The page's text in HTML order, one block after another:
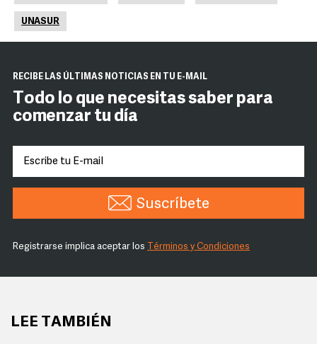
UNASUR
RECIBE LAS ÚLTIMAS NOTICIAS EN TU E-MAIL
Todo lo que necesitas saber para
comenzar tu día
Suscríbete
Registrarse implica aceptar los Términos y Condiciones
LEE TAMBIÉN